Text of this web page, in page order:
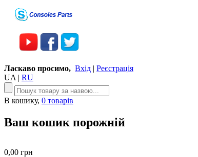
Ласкаво просимо, Вхід | Реєстрація
UA | RU
В кошику, 0 товарів
Ваш кошик порожній
0,00 грн